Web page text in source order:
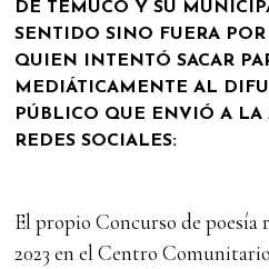
DE TEMUCO Y SU
SENTIDO SINO FUERA
QUIEN INTENTÓ SACAR
MEDIÁTICAMENTE AL
PÚBLICO QUE ENVIÓ A LA
REDES SOCIALES:
El propio Concurso de poesía
2023 en el Centro